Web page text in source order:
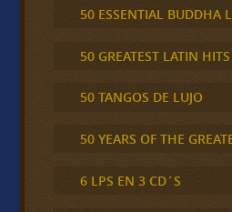
50 ESSENTIAL BUDDHA
50 GREATEST LATIN HITS
50 TANGOS DE LUJO
50 YEARS OF THE
6 LPS EN 3 CD´S